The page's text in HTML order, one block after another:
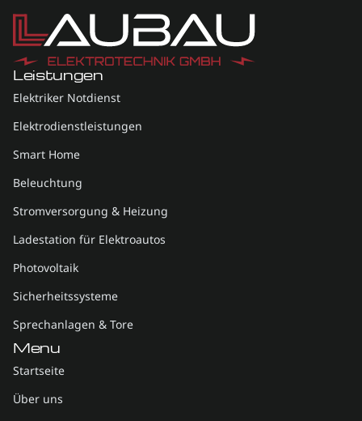
Leistungen
Elektriker Notdienst
Elektrodienstleistungen
Smart Home
Beleuchtung
Stromversorgung & Heizung
Ladestation für Elektroautos
Photovoltaik
Sicherheitssysteme
Sprechanlagen & Tore
Menu
Startseite
Über uns